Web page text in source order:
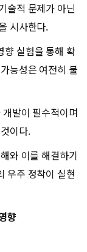
술적 문제가 아닌
시사한다.
향 실험을 통해 확
능성은 여전히 불
발이 필수적이며
이다.
와 이를 해결하기
우주 정착이 실현
향